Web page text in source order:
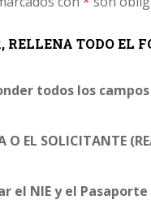
RELLENA TODO EL
todos los
O EL SOLICITANTE
el NIE y el